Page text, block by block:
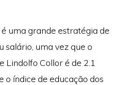
uma grande estratégia de
salário, uma vez que o
Lindolfo Collor é de 2.1
o índice de educação dos